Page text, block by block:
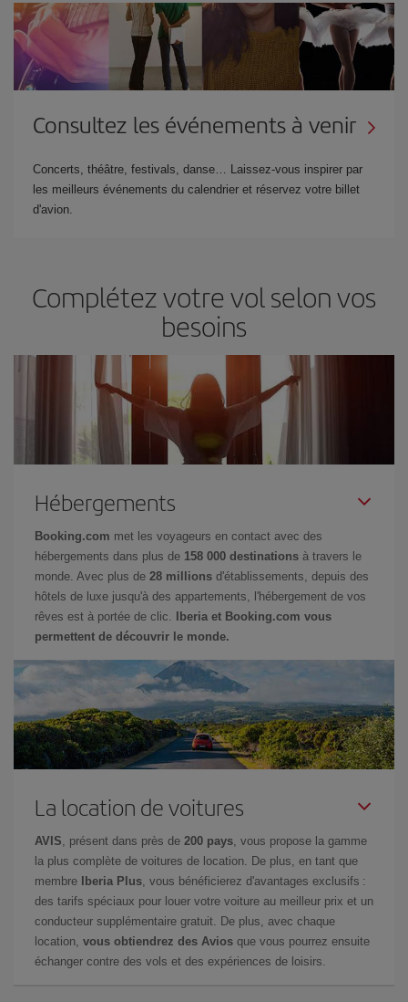
Consultez les événements à venir
Concerts, théâtre, festivals, danse… Laissez-vous inspirer par
les meilleurs événements du calendrier et réservez votre billet
d'avion.
Complétez votre vol selon vos
besoins
Hébergements
Booking.com met les voyageurs en contact avec des
hébergements dans plus de 158 000 destinations à travers le
monde. Avec plus de 28 millions d'établissements, depuis des
hôtels de luxe jusqu'à des appartements, l'hébergement de vos
rêves est à portée de clic.
Iberia et Booking.com vous
permettent de découvrir le monde.
La location de voitures
AVIS , présent dans près de 200 pays , vous propose la gamme
la plus complète de voitures de location. De plus, en tant que
membre
Iberia Plus , vous bénéficierez d'avantages exclusifs :
des tarifs spéciaux pour louer votre voiture au meilleur prix et un
conducteur supplémentaire gratuit. De plus, avec chaque
location, vous obtiendrez des Avios que vous pourrez ensuite
échanger contre des vols et des expériences de loisirs.